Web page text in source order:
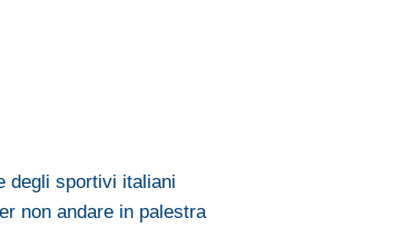
degli sportivi italiani
non andare in palestra